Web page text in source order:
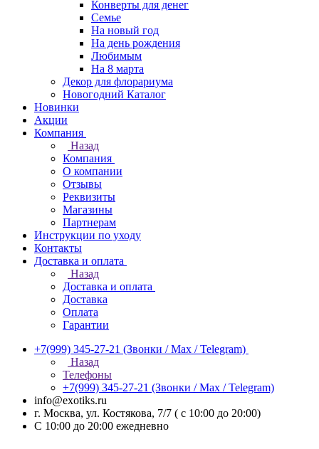
Конверты для денег
Семье
На новый год
На день рождения
Любимым
На 8 марта
Декор для флорариума
Новогодний Каталог
Новинки
Акции
Компания
Назад
Компания
О компании
Отзывы
Реквизиты
Магазины
Партнерам
Инструкции по уходу
Контакты
Доставка и оплата
Назад
Доставка и оплата
Доставка
Оплата
Гарантии
+7(999) 345-27-21 (Звонки / Max / Telegram)
Назад
Телефоны
+7(999) 345-27-21 (Звонки / Max / Telegram)
info@exotiks.ru
г. Москва, ул. Костякова, 7/7 ( с 10:00 до 20:00)
С 10:00 до 20:00 ежедневно